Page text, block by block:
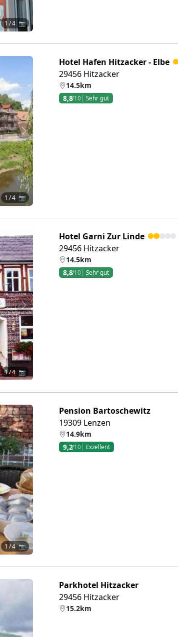
1 / 4 📷
Weiter
1 / 4 📷
Hotel Hafen Hitzacker - Elbe
29456 Hitzacker
14.5km
8,8/10 Sehr gut
Weiter
1/ 4 📷
Hotel Garni Zur Linde
29456 Hitzacker
14.5km
8,8/10 Sehr gut
Weiter
1 / 4 📷
Pension Bartoschewitz
19309 Lenzen
14.9km
9,2/10 Exzellent
Parkhotel Hitzacker
29456 Hitzacker
15.2km